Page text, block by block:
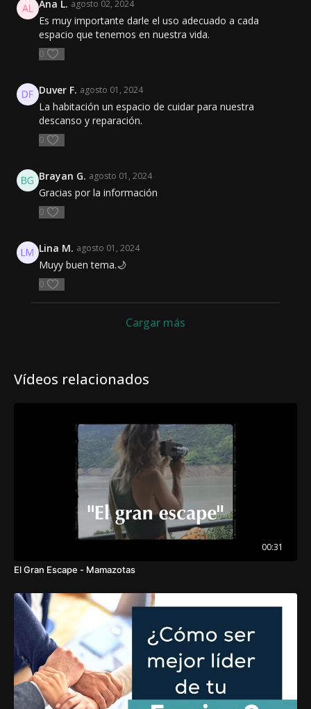
Ana L. agosto 02, 2024
Es muy importante darle el uso adecuado a cada
espacio que tenemos en nuestra vida.
0
Duver F. agosto 01, 2024
La habitación un espacio de cuidar para nuestra
descanso y reparación.
0
Brayan G. agosto 01, 2024
Gracias por la información
0
Lina M. agosto 01, 2024
Muyy buen tema.🌙
0
Cargar más
Vídeos relacionados
00:31
El Gran Escape - Mamazotas